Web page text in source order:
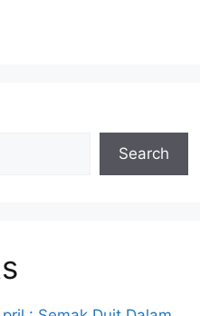
Search